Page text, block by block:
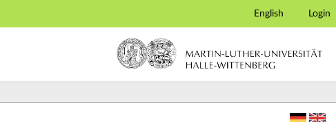
English Login